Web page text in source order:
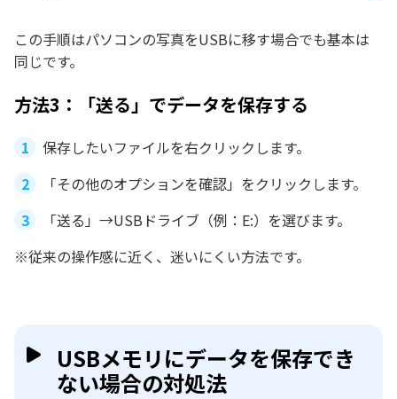
この手順はパソコンの写真をUSBに移す場合でも基本は
同じです。
方法3：「送る」でデータを保存する
保存したいファイルを右クリックします。
「その他のオプションを確認」をクリックします。
「送る」→USBドライブ（例：E:）を選びます。
※従来の操作感に近く、迷いにくい方法です。
USBメモリにデータを保存でき
ない場合の対処法